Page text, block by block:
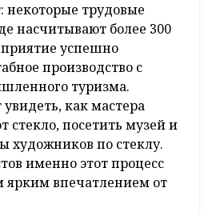
трудовые
насчитывают более 300
успешно
производство с
туризма.
как мастера
стекло, посетить музей и
художников по стеклу.
именно этот процесс
ярким впечатлением от